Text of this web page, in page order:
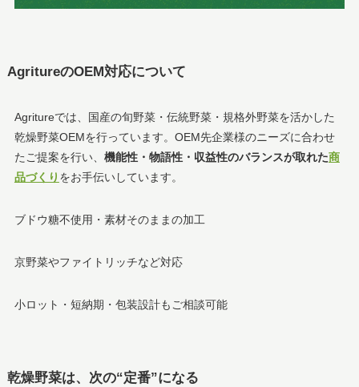
AgritureのOEM対応について
Agritureでは、国産の旬野菜・伝統野菜・規格外野菜を活かした
乾燥野菜OEMを行っています。OEM先企業様のニーズに合わせ
たご提案を行い、 機能性・物語性・収益性のバランスが取れた商
品づくり をお手伝いしています。
ブドウ糖不使用・素材そのままの加工
京野菜やファイトリッチなど対応
小ロット・短納期・包装設計もご相談可能
乾燥野菜は、次の“定番”になる